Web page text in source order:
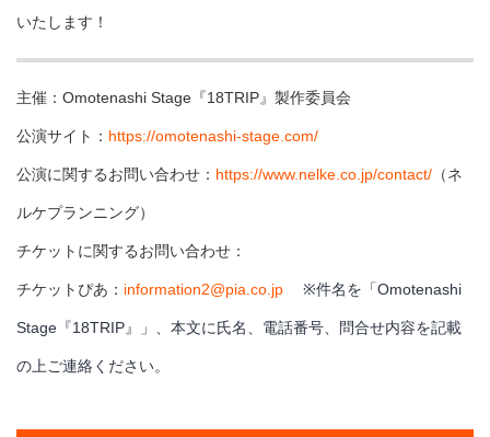
いたします！
主催：Omotenashi Stage『18TRIP』製作委員会
公演サイト： https://omotenashi-stage.com/
公演に関するお問い合わせ： https://www.nelke.co.jp/contact/ （ネ
ルケプランニング）
チケットに関するお問い合わせ：
チケットぴあ： information2@pia.co.jp ※件名を「Omotenashi
Stage『18TRIP』」、本文に氏名、電話番号、問合せ内容を記載
の上ご連絡ください。